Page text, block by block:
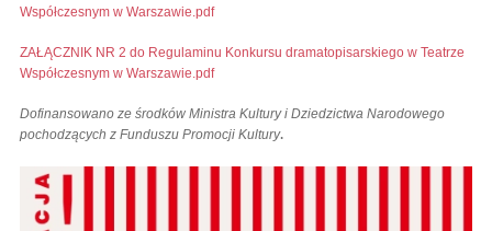
Współczesnym w Warszawie.pdf
ZAŁĄCZNIK NR 2 do Regulaminu Konkursu dramatopisarskiego w Teatrze
Współczesnym w Warszawie.pdf
Dofinansowano ze środków Ministra Kultury i Dziedzictwa Narodowego
pochodzących z Funduszu Promocji Kultury.